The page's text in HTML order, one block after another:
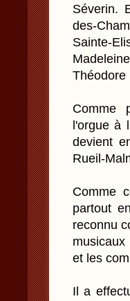
Séverin.
des-
Sainte-
Théodore
Comme
l'orgue à
devient
Rueil-
Comme
partout
reconnu
et les
Il a